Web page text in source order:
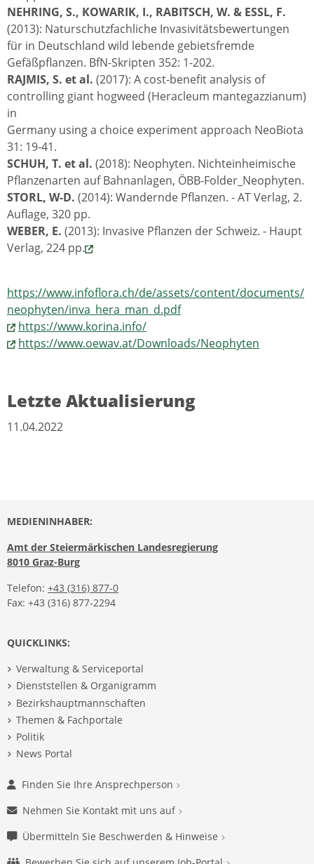
NEHRING, S., KOWARIK, I., RABITSCH, W. & ESSL, F.
(2013): Naturschutzfachliche Invasivitätsbewertungen
für in Deutschland wild lebende gebietsfremde
Gefäßpflanzen. BfN-Skripten 352: 1-202.
RAJMIS, S. et al. (2017): A cost-benefit analysis of
controlling giant hogweed (Heracleum mantegazzianum)
in
Germany using a choice experiment approach NeoBiota
31: 19-41.
SCHUH, T. et al. (2018): Neophyten. Nichteinheimische
Pflanzenarten auf Bahnanlagen, ÖBB-Folder_Neophyten.
STORL, W-D. (2014): Wandernde Pflanzen. - AT Verlag, 2.
Auflage, 320 pp.
WEBER, E. (2013): Invasive Pflanzen der Schweiz. - Haupt
Verlag, 224 pp.
https://www.infoflora.ch/de/assets/content/documents/
neophyten/inva_hera_man_d.pdf
https://www.korina.info/
https://www.oewav.at/Downloads/Neophyten
Letzte Aktualisierung
11.04.2022
MEDIENINHABER:
Amt der Steiermärkischen Landesregierung
8010 Graz-Burg
Telefon: +43 (316) 877-0
Fax: +43 (316) 877-2294
QUICKLINKS:
Verwaltung & Serviceportal
Dienststellen & Organigramm
Bezirkshauptmannschaften
Themen & Fachportale
Politik
News Portal
Finden Sie Ihre Ansprechperson
Nehmen Sie Kontakt mit uns auf
Übermitteln Sie Beschwerden & Hinweise